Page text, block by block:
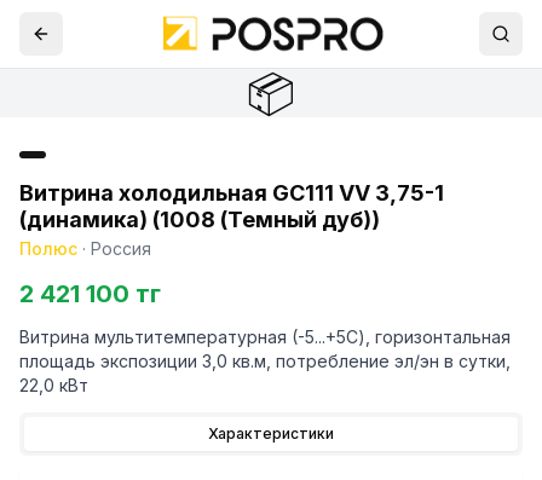
📦
Витрина холодильная GC111 VV 3,75-1
(динамика) (1008 (Темный дуб))
Полюс · Россия
2 421 100 тг
Витрина мультитемпературная (-5...+5С), горизонтальная
площадь экспозиции 3,0 кв.м, потребление эл/эн в сутки,
22,0 кВт
Характеристики